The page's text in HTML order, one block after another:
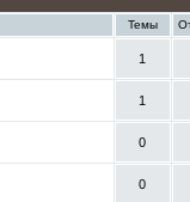
Темы
1
1
0
0